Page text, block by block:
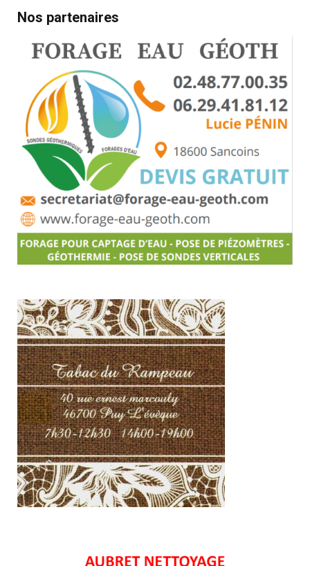
Nos partenaires